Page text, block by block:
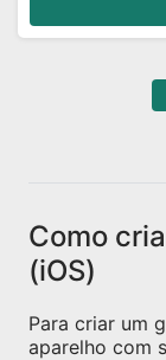
Como
(iOS)
Para criar um
aparelho com